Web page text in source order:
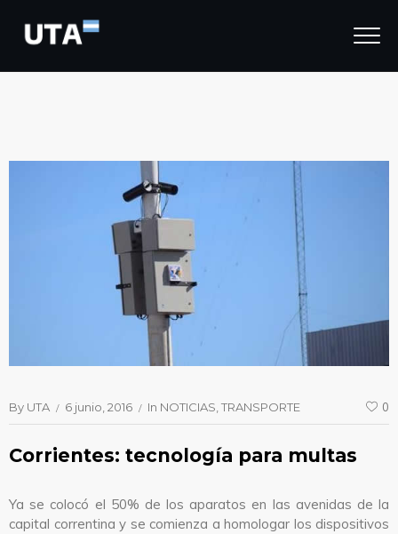
By UTA 6 junio, 2016 In NOTICIAS TRANSPORTE 0
Corrientes: tecnología para multas
Ya se colocó el 50% de los aparatos en las avenidas de la
capital correntina y se comienza a homologar los dispositivos